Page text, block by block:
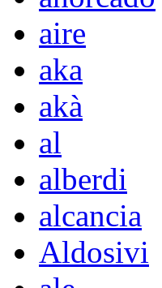
aire
aka
akà
al
alberdi
alcancia
Aldosivi